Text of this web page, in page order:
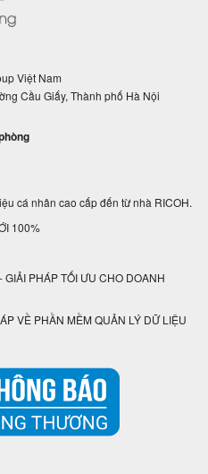
Việt Nam
Cầu Giấy, Thành phố Hà Nội
cá nhân cao cấp đến từ nhà RICOH.
100%
GIẢI PHÁP TỐI ƯU CHO DOANH
VỀ PHẦN MỀM QUẢN LÝ DỮ LIỆU